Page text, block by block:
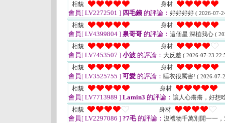
相貌 身材
會員[ LV2272501 ] 四毛錢 的評論： 好好好好 ( 2026-07-
相貌 身材
會員[ LV4399804 ] 泉哥哥 的評論： 這個星 深植我心 (
相貌 身材
會員[ LV7453507 ] 小波 的評論： 大反差 ( 2026-07-23
相貌 身材
會員[ LV3525755 ] 可愛 的評論： 睡衣很厲害! ( 2026-07-
相貌 身材
會員[ LV7713989 ] Lamin3 的評論： 讓人心癢癢，好想
相貌
身材
會員[ LV2297086 ] ?7毛的評論： 沒禮物千萬別開一一